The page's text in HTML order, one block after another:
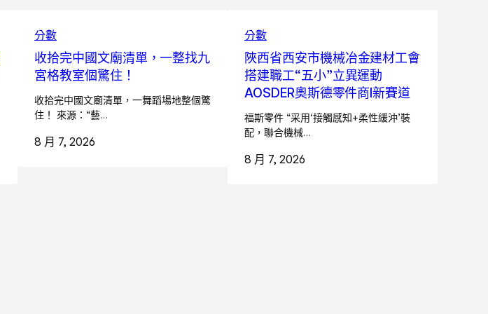
分數
收拾完中國文廟清單，一整找九
宮格教室個驚住！
收拾完中國文廟清單，一舞蹈場地整個驚
住！ 來源：“藝…
8 月 7, 2026
分數
陜西省西安市機械冶金建材工會
搭建職工“五小”立異運動
AOSDER奧斯德零件商I新賽道
福斯零件 “采用‘接觸感知+柔性緩沖’裝
配，聯合機械…
8 月 7, 2026